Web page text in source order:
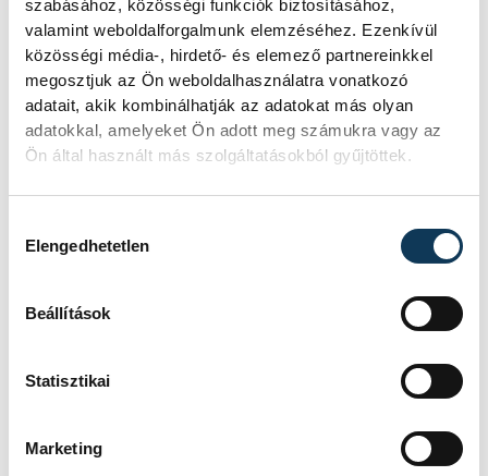
szabásához, közösségi funkciók biztosításához,
valamint weboldalforgalmunk elemzéséhez. Ezenkívül
közösségi média-, hirdető- és elemező partnereinkkel
megosztjuk az Ön weboldalhasználatra vonatkozó
adatait, akik kombinálhatják az adatokat más olyan
adatokkal, amelyeket Ön adott meg számukra vagy az
Ön által használt más szolgáltatásokból gyűjtöttek.
Elengedhetetlen
Beállítások
Statisztikai
Marketing
elektromos áramellátás, vagy leáll a
hidraulikarendszer. Ilyen esetekben ez
biztosítja a minimálisan szükséges
energiát a repülőgép
kormányrendszereinek és néhány alapvető
fedélzeti műszer működéséhez. A kis
levegő áramlása indítja be, így vészhelyzet
biztosít.
Mindezek tükrében tehát a legvalószínűbb,
hogy közvetlenül felszállás után valamilyen
elektronikus, vagy hidraulikus probléma